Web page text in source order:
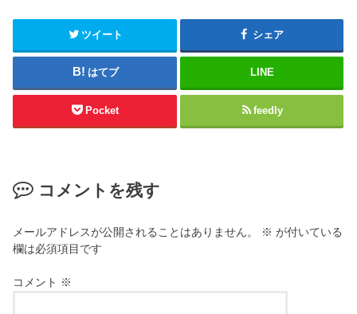
ツイート シェア
はてブ LINE
Pocket feedly
コメントを残す
メールアドレスが公開されることはありません。 ※ が付いている
欄は必須項目です
コメント ※